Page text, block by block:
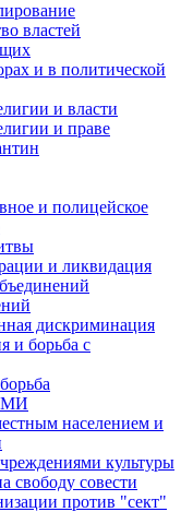
властей
и в политической
и власти
и праве
и полицейское
и ликвидация
дискриминация
и борьба с
населением и
культуры
свободу совести
против "сект"